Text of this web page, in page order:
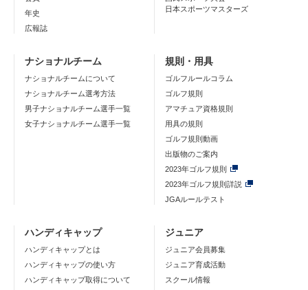
年史
広報誌
日本スポーツマスターズ
ナショナルチーム
ナショナルチームについて
ナショナルチーム選考方法
男子ナショナルチーム選手一覧
女子ナショナルチーム選手一覧
規則・用具
ゴルフルールコラム
ゴルフ規則
アマチュア資格規則
用具の規則
ゴルフ規則動画
出版物のご案内
2023年ゴルフ規則
2023年ゴルフ規則詳説
JGAルールテスト
ハンディキャップ
ハンディキャップとは
ハンディキャップの使い方
ハンディキャップ取得について
ジュニア
ジュニア会員募集
ジュニア育成活動
スクール情報